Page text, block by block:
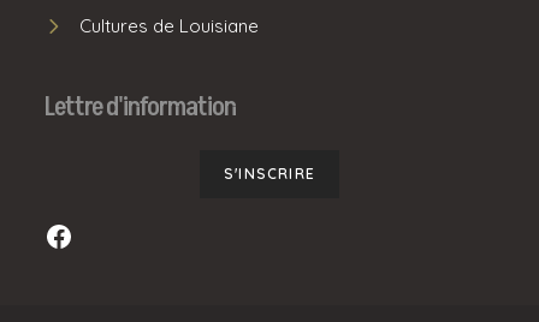
Cultures de Louisiane
Lettre d'information
S'INSCRIRE
Facebook